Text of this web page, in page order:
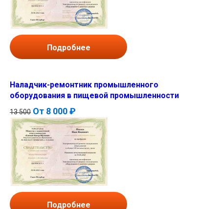
Подробнее
Наладчик-ремонтник промышленного
оборудования в пищевой промышленности
13 500 От 8 000 ₽
Подробнее